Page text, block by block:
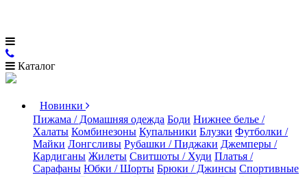
Каталог
Новинки
Пижама / Домашняя одежда Боди Нижнее белье /
Халаты Комбинезоны Купальники Блузки Футболки /
Майки Лонгсливы Рубашки / Пиджаки Джемперы /
Кардиганы Жилеты Свитшоты / Худи Платья /
Сарафаны Юбки / Шорты Брюки / Джинсы Спортивные